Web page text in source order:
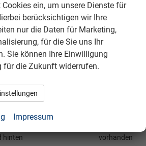
vorhanden
mit proaktivem
vorhanden
vorhanden
Fernlichtregulierung
Warnanzeige für Hindernisse, mit
hinten
vorhanden
Cookies ein, um unsere Dienste für
berücksichtigen wir Ihre
nur die Daten für Marketing,
für die Sie uns Ihr
Sie können Ihre Einwilligung
für die Zukunft widerrufen.
Impressum